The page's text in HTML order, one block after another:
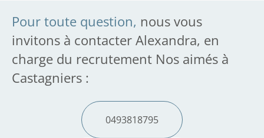
Pour toute question, nous vous
invitons à contacter Alexandra, en
charge du recrutement Nos aimés à
Castagniers :
0493818795